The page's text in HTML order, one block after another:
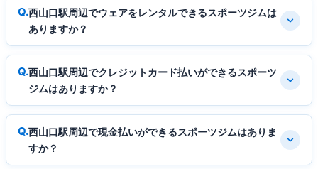
西山口駅周辺でウェアをレンタルできるスポーツジムは
ありますか？
西山口駅周辺でクレジットカード払いができるスポーツ
ジムはありますか？
西山口駅周辺で現金払いができるスポーツジムはありま
すか？